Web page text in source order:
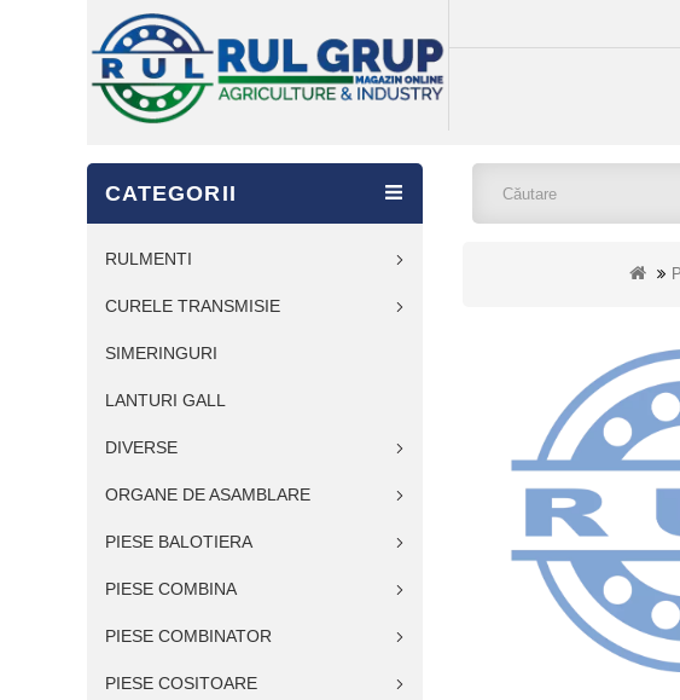
CATEGORII
RULMENTI
CURELE TRANSMISIE
SIMERINGURI
LANTURI GALL
DIVERSE
ORGANE DE ASAMBLARE
PIESE BALOTIERA
PIESE COMBINA
PIESE COMBINATOR
PIESE COSITOARE